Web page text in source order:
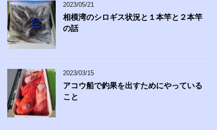
2023/05/21
相模湾のシロギス状況と１本竿と２本竿
の話
2023/03/15
アコウ船で釣果を出すためにやっている
こと